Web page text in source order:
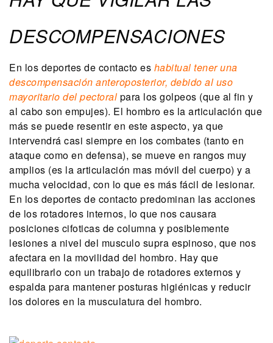
DESCOMPENSACIONES
En los deportes de contacto es habitual tener una
descompensación anteroposterior, debido al uso
mayoritario del pectoral para los golpeos (que al fin y
al cabo son empujes). El hombro es la articulación que
más se puede resentir en este aspecto, ya que
intervendrá casi siempre en los combates (tanto en
ataque como en defensa), se mueve en rangos muy
amplios (es la articulación mas móvil del cuerpo) y a
mucha velocidad, con lo que es más fácil de lesionar.
En los deportes de contacto predominan las acciones
de los rotadores internos, lo que nos causara
posiciones cifoticas de columna y posiblemente
lesiones a nivel del musculo supra espinoso, que nos
afectara en la movilidad del hombro. Hay que
equilibrarlo con un trabajo de rotadores externos y
espalda para mantener posturas higiénicas y reducir
los dolores en la musculatura del hombro.